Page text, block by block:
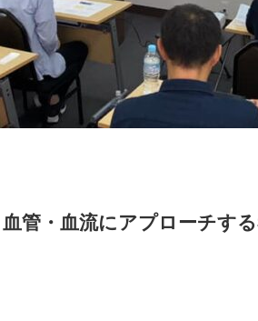
管・血流にアプローチする